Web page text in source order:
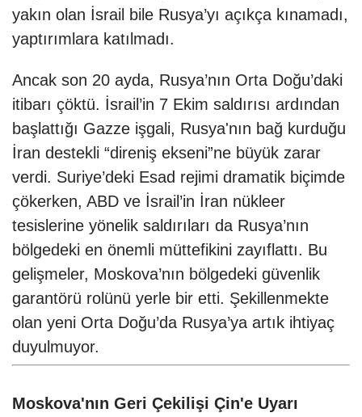
yakın olan İsrail bile Rusya’yı açıkça kınamadı,
yaptırımlara katılmadı.
Ancak son 20 ayda, Rusya’nın Orta Doğu’daki
itibarı çöktü. İsrail’in 7 Ekim saldırısı ardından
başlattığı Gazze işgali, Rusya'nın bağ kurduğu
İran destekli “direniş ekseni”ne büyük zarar
verdi. Suriye’deki Esad rejimi dramatik biçimde
çökerken, ABD ve İsrail’in İran nükleer
tesislerine yönelik saldırıları da Rusya’nın
bölgedeki en önemli müttefikini zayıflattı. Bu
gelişmeler, Moskova’nın bölgedeki güvenlik
garantörü rolünü yerle bir etti. Şekillenmekte
olan yeni Orta Doğu’da Rusya’ya artık ihtiyaç
duyulmuyor.
Moskova'nın Geri Çekilişi Çin'e Uyarı